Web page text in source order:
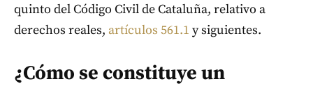
quinto del Código Civil de Cataluña, relativo a
derechos reales, artículos 561.1 y siguientes.
¿Cómo se constituye un